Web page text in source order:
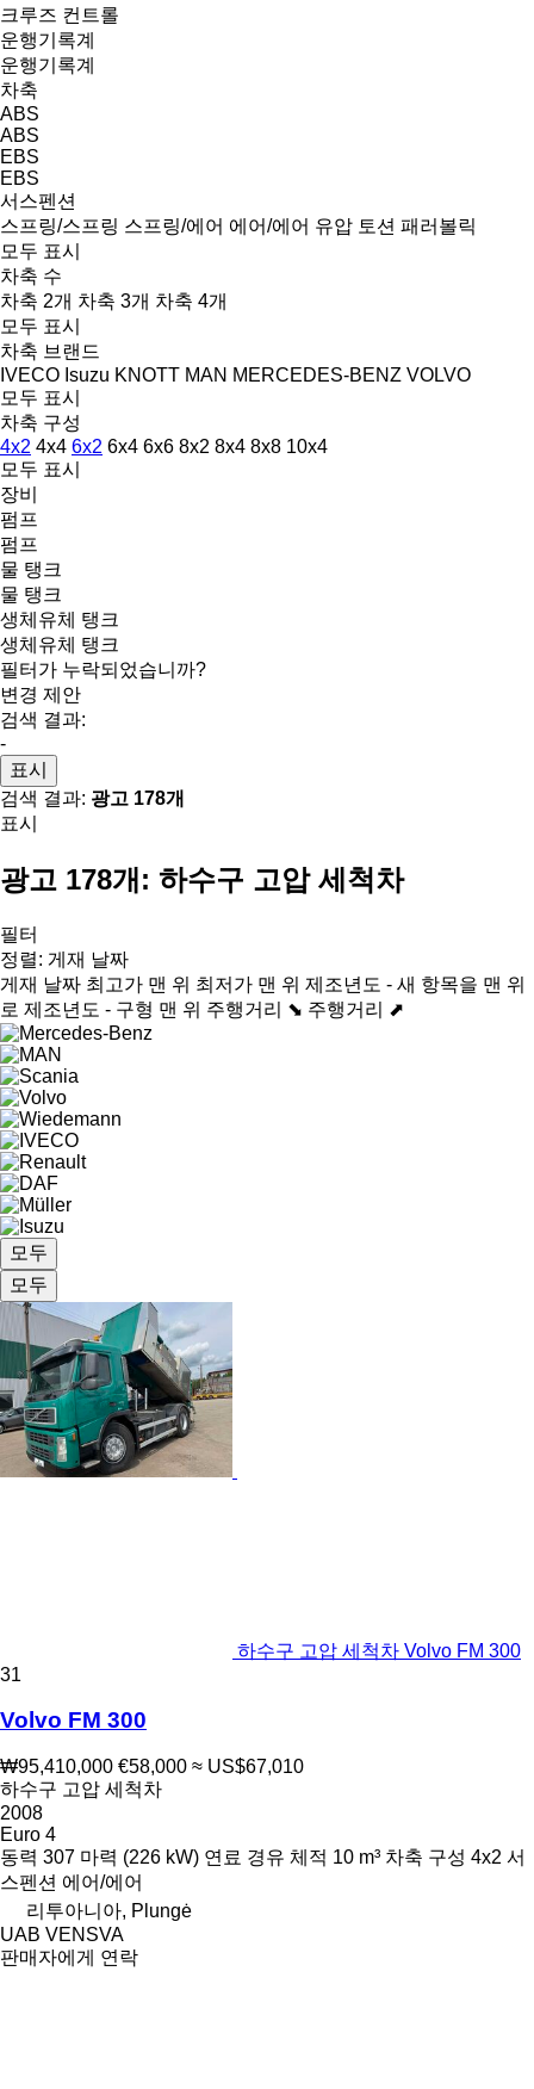
크루즈 컨트롤
운행기록계
운행기록계
차축
ABS
ABS
EBS
EBS
서스펜션
스프링/스프링 스프링/에어 에어/에어 유압 토션 패러볼릭
모두 표시
차축 수
차축 2개 차축 3개 차축 4개
모두 표시
차축 브랜드
IVECO Isuzu KNOTT MAN MERCEDES-BENZ VOLVO
모두 표시
차축 구성
4x2 4x4 6x2 6x4 6x6 8x2 8x4 8x8 10x4
모두 표시
장비
펌프
펌프
물 탱크
물 탱크
생체유체 탱크
생체유체 탱크
필터가 누락되었습니까?
변경 제안
검색 결과:
-
표시
검색 결과: 광고 178개
표시
광고 178개: 하수구 고압 세척차
필터
정렬: 게재 날짜
게재 날짜 최고가 맨 위 최저가 맨 위 제조년도 - 새 항목을 맨 위
로 제조년도 - 구형 맨 위 주행거리 ⬊ 주행거리 ⬈
모두
모두
하수구 고압 세척차 Volvo FM 300
31
Volvo FM 300
₩95,410,000 €58,000 ≈ US$67,010
하수구 고압 세척차
2008
Euro 4
동력 307 마력 (226 kW) 연료 경유 체적 10 m³ 차축 구성 4x2 서
스펜션 에어/에어
리투아니아, Plungė
UAB VENSVA
판매자에게 연락